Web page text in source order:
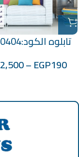
تابلوه الكود:10070404
EGP190
–
2,500